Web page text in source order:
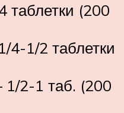
таблетки (200
4-1/2 таблетки
1/2-1 таб. (200